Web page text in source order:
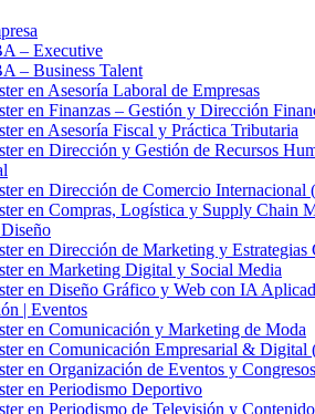
– Executive
– Business Talent
en Asesoría Laboral de Empresas
en Finanzas – Gestión y Dirección
en Asesoría Fiscal y Práctica Tributaria
en Dirección y Gestión de Recursos
en Dirección de Comercio
en Compras, Logística y Supply Chain
en Dirección de Marketing y Estrategias
en Marketing Digital y Social Media
en Diseño Gráfico y Web con IA
| Eventos
en Comunicación y Marketing de Moda
en Comunicación Empresarial &
en Organización de Eventos y
en Periodismo Deportivo
en Periodismo de Televisión y